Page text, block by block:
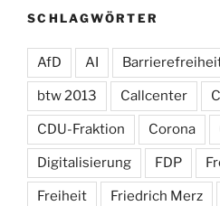
SCHLAGWÖRTER
AfD AI
btw 2013 Callcenter
CDU-Fraktion Corona
Digitalisierung FDP
Freiheit Friedrich Merz